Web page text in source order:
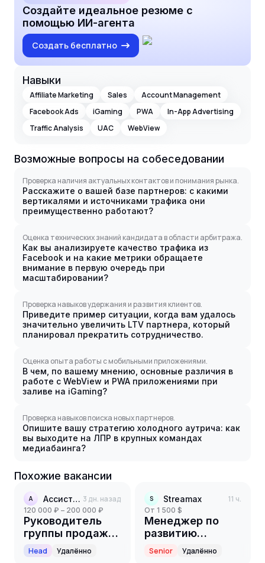
Создайте идеальное резюме с
помощью ИИ-агента
Создать бесплатно
Навыки
Affiliate Marketing Sales
Account Management
Facebook Ads
iGaming PWA
In-App Advertising
Traffic Analysis
UAC WebView
Возможные вопросы на собеседовании
Проверка наличия актуальных контактов и понимания рынка.
Расскажите о вашей базе партнеров: с какими
вертикалями и источниками трафика они
преимущественно работают?
Оценка технических знаний кандидата в области арбитража.
Как вы анализируете качество трафика из
Facebook и на какие метрики обращаете
внимание в первую очередь при
масштабировании?
Проверка навыков удержания и развития клиентов.
Приведите пример ситуации, когда вам удалось
значительно увеличить LTV партнера, который
планировал прекратить сотрудничество.
Оценка опыта работы с мобильными приложениями.
В чем, по вашему мнению, основные различия в
работе с WebView и PWA приложениями при
заливе на iGaming?
Проверка навыков поиска новых партнеров.
Опишите вашу стратегию холодного аутрича: как
вы выходите на ЛПР в крупных командах
медиабаинга?
Похожие вакансии
А Ассистент 3 дн. назад
120 000 ₽ – 200 000 ₽
Руководитель
группы продаж
(1С)
Head Удалённо
S Streamax 11 ч.
от 1 500 $
Менеджер по
развитию
партнерской
Senior Удалённо